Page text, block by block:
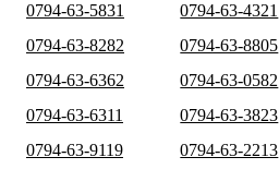
0794-63-5831
0794-63-4321
0794-63-8282
0794-63-8805
0794-63-6362
0794-63-0582
0794-63-6311
0794-63-3823
0794-63-9119
0794-63-2213